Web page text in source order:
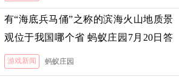
有“海底兵马俑”之称的滨海火山地质景
观位于我国哪个省 蚂蚁庄园7月20日答
案
游戏新闻 蚂蚁庄园